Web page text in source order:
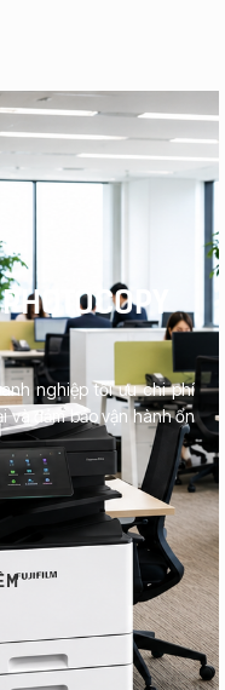
nghiệp tối ưu chi phí
và đảm bảo vận hành ổn